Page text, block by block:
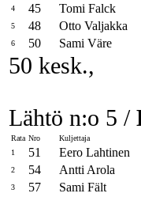
4 45 Tomi Falck
5 48 Otto Valjakka
6 50 Sami Väre
50 kesk.,
Lähtö n:o 5 /
Rata Nro Kuljettaja
1
51 Eero Lahtinen
2 54 Antti Arola
3 57 Sami Fält